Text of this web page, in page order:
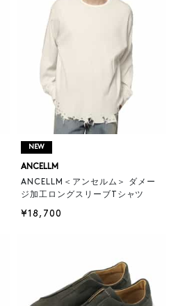
NEW
ANCELLM
ANCELLM＜アンセルム＞ ダメー
ジ加工ロングスリーブTシャツ
¥18,700